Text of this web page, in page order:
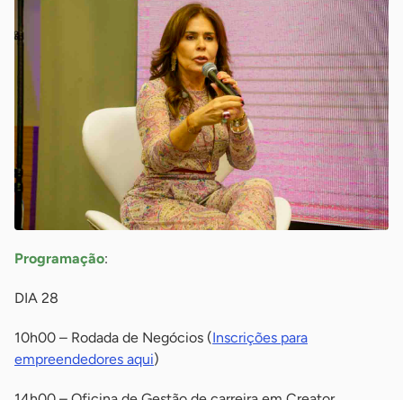
Programação:
DIA 28
10h00 – Rodada de Negócios (Inscrições para
empreendedores aqui)